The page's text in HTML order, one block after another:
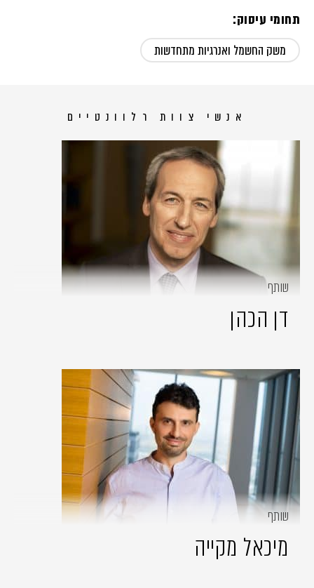
תחומי עיסוק:
משק החשמל ואנרגיות מתחדשות
אנשי צוות רלוונטיים
שותף
דן הכהן
שותף
מיכאל מקייה